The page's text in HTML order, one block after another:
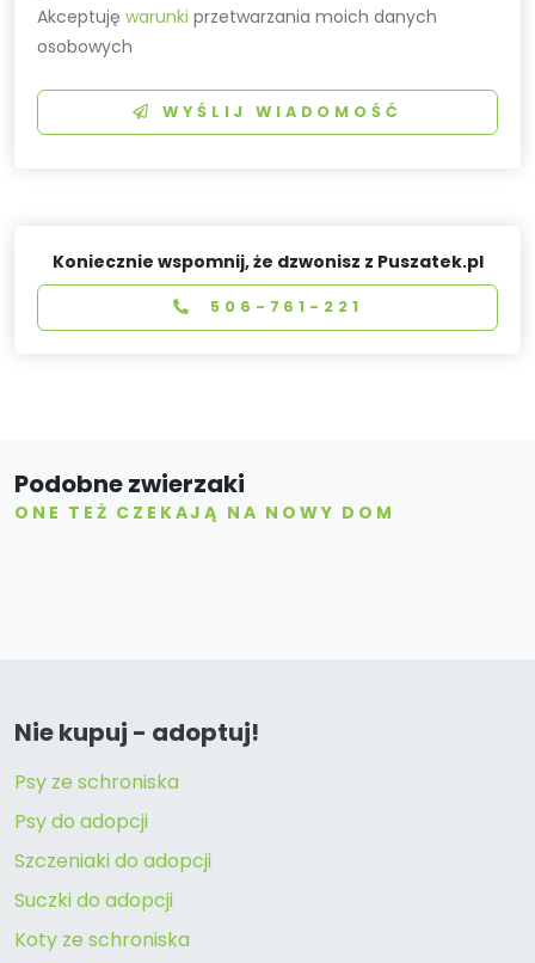
Akceptujęwarunki przetwarzania moich danych
osobowych
WYŚLIJ WIADOMOŚĆ
Koniecznie wspomnij, że dzwonisz z Puszatek.pl
506-761-221
Podobne zwierzaki
ONE TEŻ CZEKAJĄ NA NOWY DOM
Nie kupuj - adoptuj!
Psy ze schroniska
Psy do adopcji
Szczeniaki do adopcji
Suczki do adopcji
Koty ze schroniska